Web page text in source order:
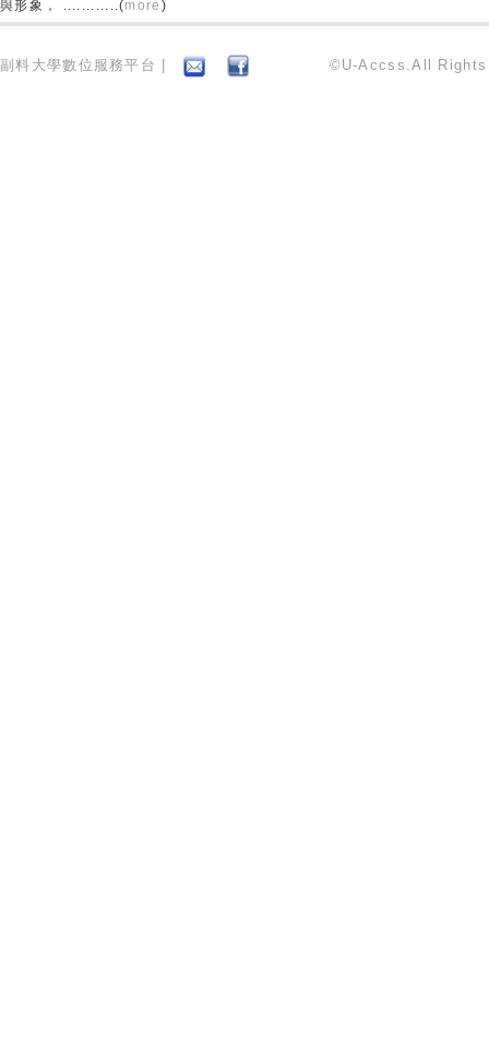
與形象， ............(more )
副料大學數位服務平台 | ©U-Accss.All Rights